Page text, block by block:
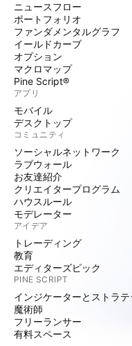
ニュースフロー
ポートフォリオ
ファンダメンタルグラフ
イールドカーブ
オプション
マクロマップ
Pine Script®
アプリ
モバイル
デスクトップ
コミュニティ
ソーシャルネットワーク
ラブウォール
お友達紹介
クリエイタープログラム
ハウスルール
モデレーター
アイデア
トレーディング
教育
エディターズピック
PINE SCRIPT
インジケーターとストラテ
魔術師
フリーランサー
有料スペース